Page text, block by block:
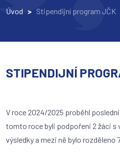
Úvod > Stipendijní program JČK
STIPENDIJNÍ
V roce 2024/2025 proběhl
tomto roce byli podpořeni 2 žáci s
výsledky a mezi ně bylo rozděleno